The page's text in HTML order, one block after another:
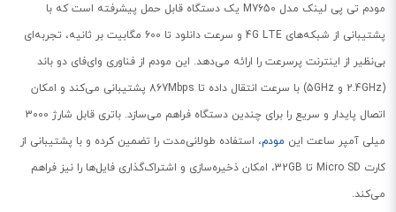
مودم تی پی لینک مدل M7650 یک دستگاه قابل حمل پیشرفته است که با
پشتیبانی از شبکه‌های 4G LTE و سرعت دانلود تا 600 مگابیت بر ثانیه، تجربه‌ای
بی‌نظیر از اینترنت پرسرعت را ارائه می‌دهد. این مودم از فناوری وای‌فای دو باند
(2.4GHz و 5GHz) با سرعت انتقال داده تا 867Mbps پشتیبانی می‌کند و امکان
اتصال پایدار و سریع را برای چندین دستگاه فراهم می‌سازد. باتری قابل شارژ 3000
میلی آمپر ساعت اینمودم، استفاده طولانی‌مدت را تضمین کرده و با پشتیبانی از
کارت Micro SD تا 32GB، امکان ذخیره‌سازی و اشتراک‌گذاری فایل‌ها را نیز فراهم
می‌کند.